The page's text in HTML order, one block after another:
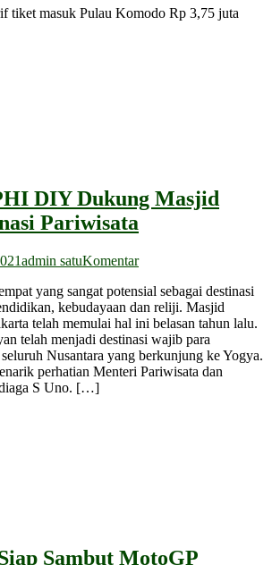
tiket masuk Pulau Komodo Rp 3,75 juta
DIY Dukung Masjid
Pariwisata
admin satuKomentar
yang sangat potensial sebagai destinasi
kebudayaan dan reliji. Masjid
telah memulai hal ini belasan tahun lalu.
telah menjadi destinasi wajib para
Nusantara yang berkunjung ke Yogya.
perhatian Menteri Pariwisata dan
S Uno. […]
Sambut MotoGP